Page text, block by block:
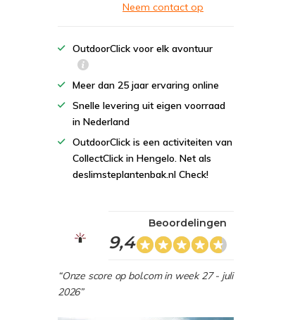
Neem contact op
OutdoorClick voor elk avontuur
Meer dan 25 jaar ervaring online
Snelle levering uit eigen voorraad
in Nederland
OutdoorClick is een activiteiten van
CollectClick in Hengelo. Net als
deslimsteplantenbak.nl Check!
9,4
Beoordelingen
“Onze score op bol.com in week 27 - juli
2026”